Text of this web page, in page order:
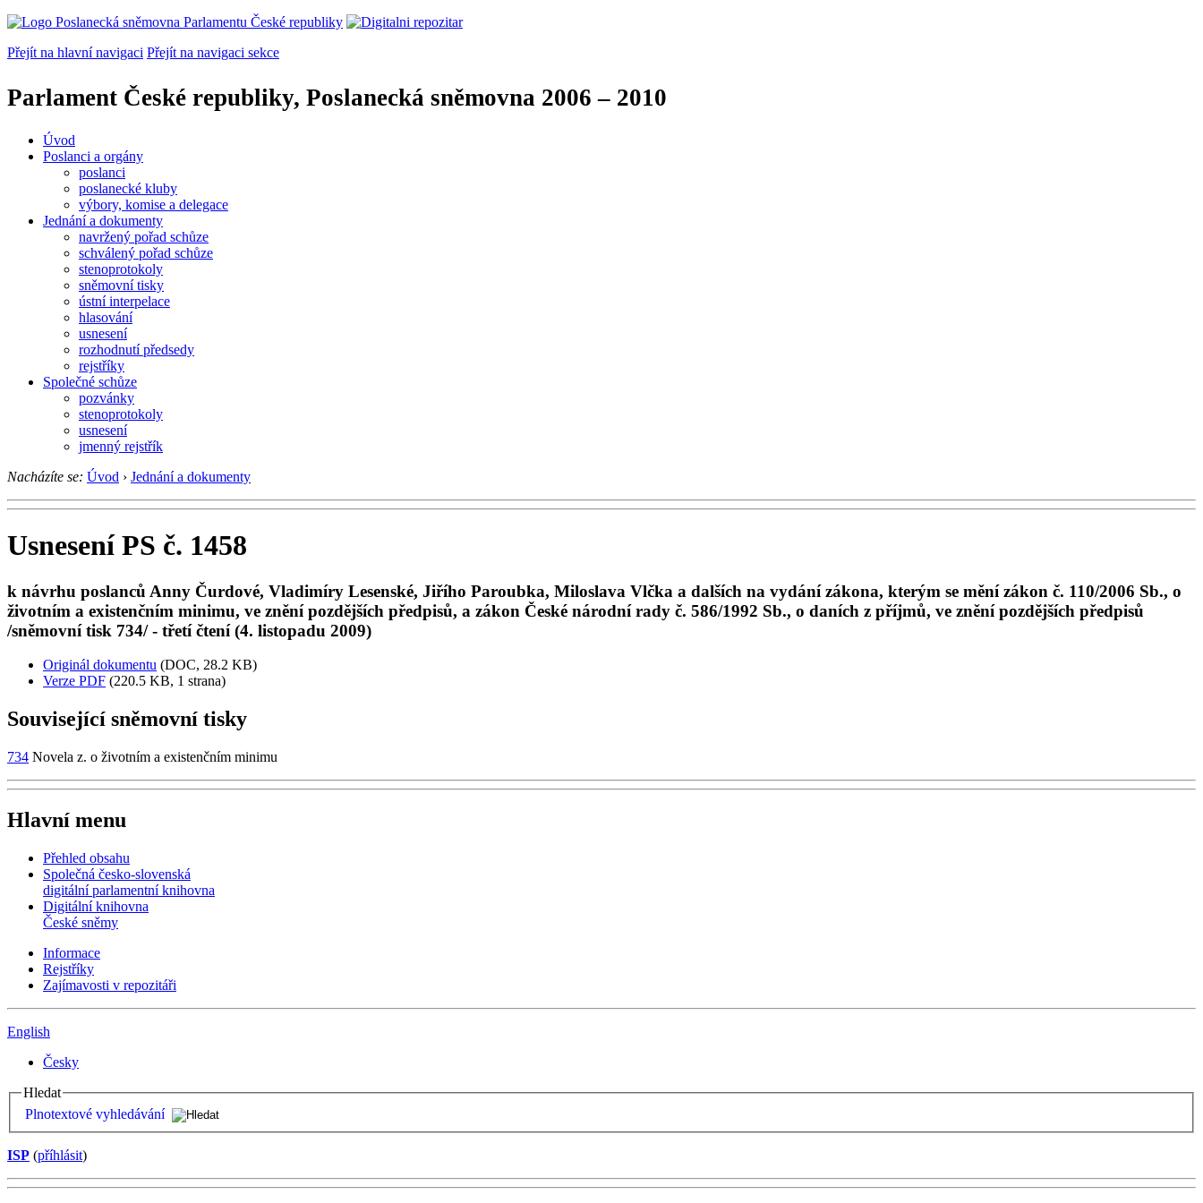
Přejít na hlavní navigaci Přejít na navigaci sekce
Parlament České republiky, Poslanecká sněmovna 2006 – 2010
Úvod
Poslanci a orgány
poslanci
poslanecké kluby
výbory, komise a delegace
Jednání a dokumenty
navržený pořad schůze
schválený pořad schůze
stenoprotokoly
sněmovní tisky
ústní interpelace
hlasování
usnesení
rozhodnutí předsedy
rejstříky
Společné schůze
pozvánky
stenoprotokoly
usnesení
jmenný rejstřík
Nacházíte se: Úvod › Jednání a dokumenty
Usnesení PS č. 1458
k návrhu poslanců Anny Čurdové, Vladimíry Lesenské, Jiřího Paroubka, Miloslava Vlčka a dalších na vydání zákona, kterým se mění zákon č. 110/2006 Sb., o
životním a existenčním minimu, ve znění pozdějších předpisů, a zákon České národní rady č. 586/1992 Sb., o daních z příjmů, ve znění pozdějších předpisů
/sněmovní tisk 734/ - třetí čtení (4. listopadu 2009)
Originál dokumentu (DOC, 28.2 KB)
Verze PDF (220.5 KB, 1 strana)
Související sněmovní tisky
734 Novela z. o životním a existenčním minimu
Hlavní menu
Přehled obsahu
Společná česko-slovenská
digitální parlamentní knihovna
Digitální knihovna
České sněmy
Informace
Rejstříky
Zajímavosti v repozitáři
English
Česky
Hledat
Plnotextové vyhledávání
ISP (příhlásit)